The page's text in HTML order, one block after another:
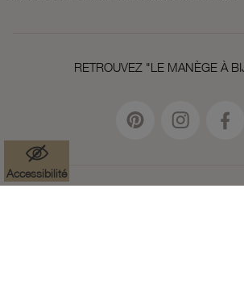
RETROUVEZ "LE MANÈGE À
Accessibilité